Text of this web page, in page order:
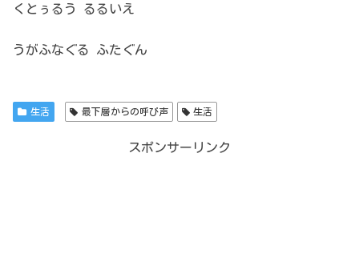
くとぅるう るるいえ
うがふなぐる ふたぐん
生活 最下層からの呼び声 生活
スポンサーリンク